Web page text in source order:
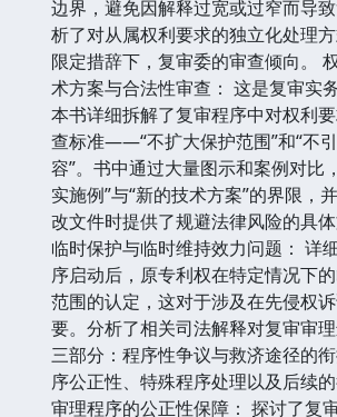
边界，避免因解释过宽或过窄而导
析了对从属权利要求的独立化处理
限定措辞下，复审委的审查倾向。
术方案与合法性审查： 这是复审实
本书详细拆解了复审程序中对权利
查标准——“不扩大保护范围”和“不
容”。书中通过大量图示和案例对比
实施例”与“新的技术方案”的界限，
改文件时提供了规避法律风险的具体
临时保护与临时维持效力问题： 详
序启动后，原专利权在特定情况下
范围的认定，这对于涉及在先侵权
要。分析了相关司法解释对复审审
三部分：程序性争议与救济途径的
序公正性、特殊程序处理以及后续的
审理程序的公正性保障： 探讨了复